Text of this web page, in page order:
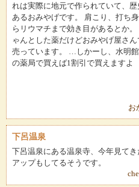
れは実際に地元で作られていて、歴
あるおみやげです。 肩こり、打ち
らリウマチまで効き目があるとか。
ゃんとした薬だけどおみやげ屋さん
売っています。 …しかーし、水明
の薬局で買えば1割引で買えますよ
お
下呂温泉
下呂温泉にある温泉寺、今年見て
アップもしてるそうです。